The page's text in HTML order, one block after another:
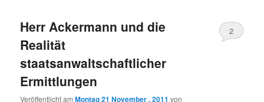
Herr Ackermann und die
Realität
staatsanwaltschaftlicher
Ermittlungen
Veröffentlicht amMontag 21 November , 2011 von
2